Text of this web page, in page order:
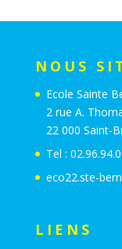
NOUS
Ecole Sainte
2 rue A.
22 000 Saint-
Tel :
eco22.ste-
LIENS